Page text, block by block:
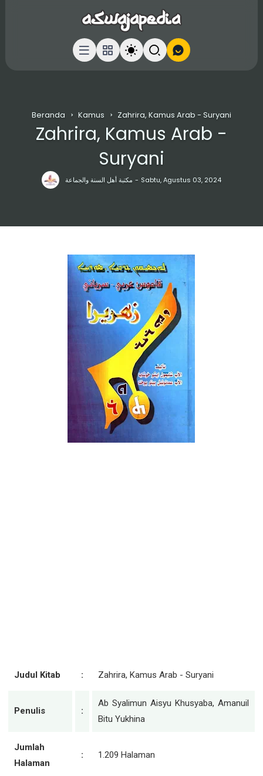
Beranda Kamus Zahrira, Kamus Arab - Suryani
مكتبة أهل السنة والجماعة Sabtu, Agustus 03, 2024
Zahrira, Kamus Arab -
Suryani
Judul Kitab : Zahrira, Kamus Arab - Suryani
Penulis :
Ab Syalimun Aisyu Khusyaba, Amanuil
Bitu Yukhina
Jumlah
Halaman
: 1.209 Halaman